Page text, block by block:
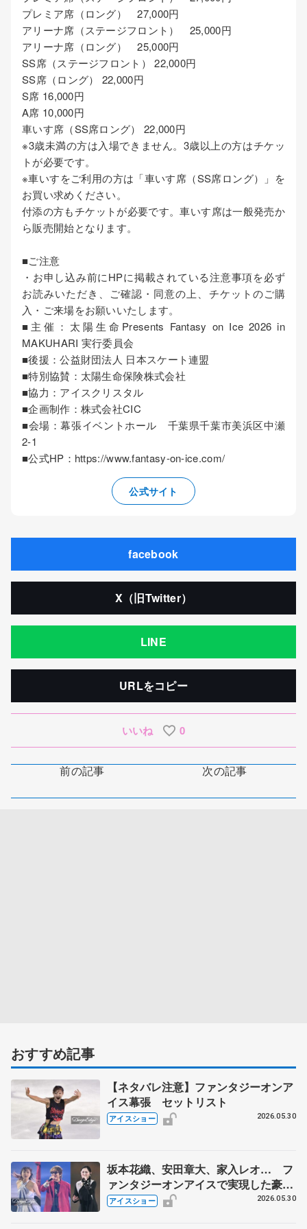
プレミア席（ロング） 27,000円
アリーナ席（ステージフロント） 25,000円
アリーナ席（ロング） 25,000円
SS席（ステージフロント） 22,000円
SS席（ロング） 22,000円
S席 16,000円
A席 10,000円
車いす席（SS席ロング） 22,000円
※3歳未満の方は入場できません。3歳以上の方はチケッ
トが必要です。
※車いすをご利用の方は「車いす席（SS席ロング）」を
お買い求めください。
付添の方もチケットが必要です。車いす席は一般発売か
ら販売開始となります。
■ご注意
・お申し込み前にHPに掲載されている注意事項を必ず
お読みいただき、ご確認・同意の上、チケットのご購
入・ご来場をお願いいたします。
■主催：太陽生命Presents Fantasy on Ice 2026 in
MAKUHARI 実行委員会
■後援：公益財団法人 日本スケート連盟
■特別協賛：太陽生命保険株式会社
■協力：アイスクリスタル
■企画制作：株式会社CIC
■会場：幕張イベントホール 千葉県千葉市美浜区中瀬
2-1
■公式HP：https://www.fantasy-on-ice.com/
公式サイト
facebook
X（旧Twitter）
LINE
URLをコピー
いいね 0
前の記事 次の記事
おすすめ記事
【ネタバレ注意】ファンタジーオンア
イス幕張 セットリスト
アイスショー 2026.05.30
坂本花織、安田章大、家入レオ… フ
ァンタジーオンアイスで実現した豪華
コラボをリポート
アイスショー 2026.05.30